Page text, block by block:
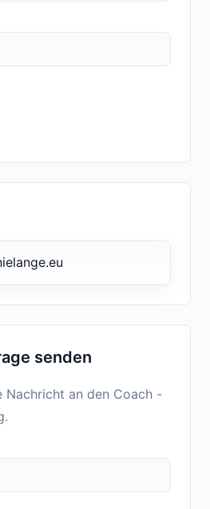
senden
Nachricht an den Coach -